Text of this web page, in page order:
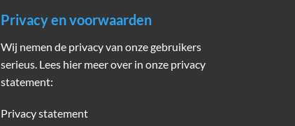
Privacy en voorwaarden
Wij nemen de privacy van onze gebruikers
serieus. Lees hier meer over in onze privacy
statement:
Privacy statement